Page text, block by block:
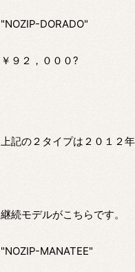
"NOZIP-DORADO"
￥９２，０００?
上記の２タイプは２０１２
継続モデルがこちらです。
"NOZIP-MANATEE"